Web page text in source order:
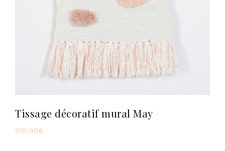
Tissage décoratif mural May
100,00€